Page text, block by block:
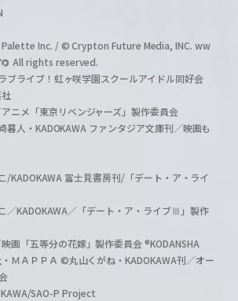
Inc. / © Crypton Future Media, INC. ww
All rights reserved.
ライブ！虹ヶ咲学園スクールアイドル同好会
ニメ「東京リベンジャーズ」製作委員会
人・KADOKAWA ファンタジア文庫刊／映画も
KADOKAWA 富士見書房刊/「デート・ア・ライ
／KADOKAWA／「デート・ア・ライブⅢ」製作
画「五等分の花嫁」製作委員会 ®KODANSHA
ＭＡＰＰＡ ©丸山くがね・KADOKAWA刊／オー
SAO-P Project